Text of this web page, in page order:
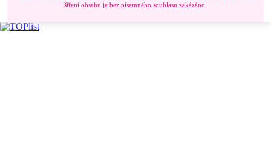
šíření obsahu je bez písemného souhlasu zakázáno.